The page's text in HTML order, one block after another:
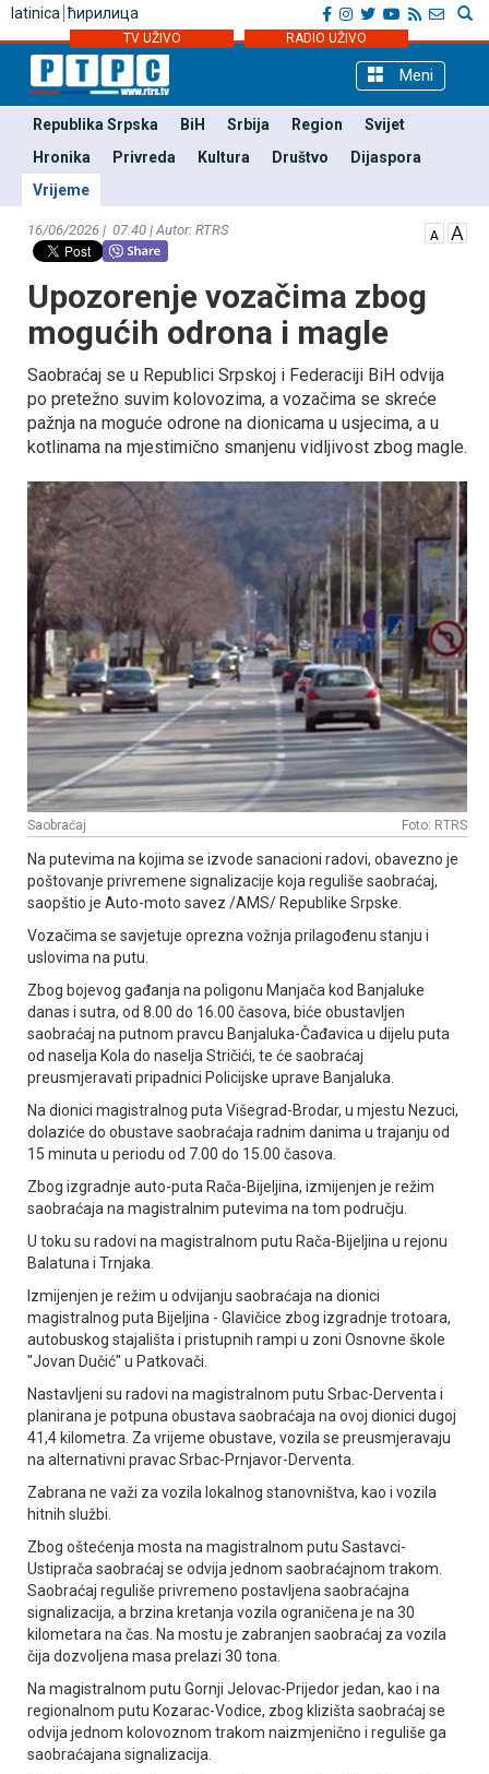
latinica ћирилица
TV UŽIVO RADIO UŽIVO
Meni
Republika Srpska BiH Srbija Region
Svijet
Hronika
Privreda Kultura Društvo
Dijaspora
Vrijeme
16/06/2026 | 07:40 | Autor: RTRS
Upozorenje vozačima zbog
mogućih odrona i magle
Saobraćaj se u Republici Srpskoj i Federaciji BiH odvija
po pretežno suvim kolovozima, a vozačima se skreće
pažnja na moguće odrone na dionicama u usjecima, a u
kotlinama na mjestimično smanjenu vidljivost zbog magle.
Saobraćaj Foto: RTRS
Na putevima na kojima se izvode sanacioni radovi, obavezno je
poštovanje privremene signalizacije koja reguliše saobraćaj,
saopštio je Auto-moto savez /AMS/ Republike Srpske.
Vozačima se savjetuje oprezna vožnja prilagođenu stanju i
uslovima na putu.
Zbog bojevog gađanja na poligonu Manjača kod Banjaluke
danas i sutra, od 8.00 do 16.00 časova, biće obustavljen
saobraćaj na putnom pravcu Banjaluka-Čađavica u dijelu puta
od naselja Kola do naselja Stričići, te će saobraćaj
preusmjeravati pripadnici Policijske uprave Banjaluka.
Na dionici magistralnog puta Višegrad-Brodar, u mjestu Nezuci,
dolaziće do obustave saobraćaja radnim danima u trajanju od
15 minuta u periodu od 7.00 do 15.00 časova.
Zbog izgradnje auto-puta Rača-Bijeljina, izmijenjen je režim
saobraćaja na magistralnim putevima na tom području.
U toku su radovi na magistralnom putu Rača-Bijeljina u rejonu
Balatuna i Trnjaka.
Izmijenjen je režim u odvijanju saobraćaja na dionici
magistralnog puta Bijeljina - Glavičice zbog izgradnje trotoara,
autobuskog stajališta i pristupnih rampi u zoni Osnovne škole
"Јovan Dučić" u Patkovači.
Nastavljeni su radovi na magistralnom putu Srbac-Derventa i
planirana je potpuna obustava saobraćaja na ovoj dionici dugoj
41,4 kilometra. Za vrijeme obustave, vozila se preusmjeravaju
na alternativni pravac Srbac-Prnjavor-Derventa.
Zabrana ne važi za vozila lokalnog stanovništva, kao i vozila
hitnih službi.
Zbog oštećenja mosta na magistralnom putu Sastavci-
Ustiprača saobraćaj se odvija jednom saobraćajnom trakom.
Saobraćaj reguliše privremeno postavljena saobraćajna
signalizacija, a brzina kretanja vozila ograničena je na 30
kilometara na čas. Na mostu je zabranjen saobraćaj za vozila
čija dozvoljena masa prelazi 30 tona.
Na magistralnom putu Gornji Јelovac-Prijedor jedan, kao i na
regionalnom putu Kozarac-Vodice, zbog klizišta saobraćaj se
odvija jednom kolovoznom trakom naizmjenično i reguliše ga
saobraćajana signalizacija.